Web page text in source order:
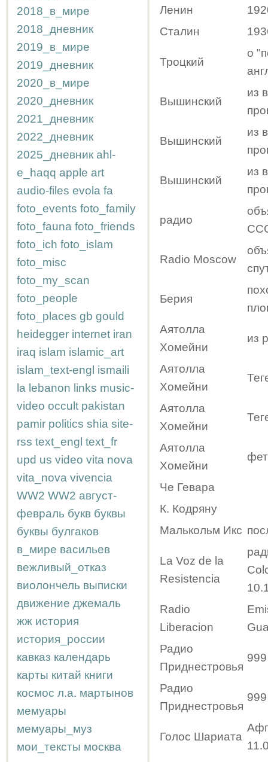
2018_в_мире
2018_дневник
2019_в_мире
2019_дневник
2020_в_мире
2020_дневник
2021_дневник
2022_дневник
2025_дневник ahl-
e_haqq apple art
audio-files evola fa
foto_events foto_family
foto_fauna foto_friends
foto_ich foto_islam
foto_misc
foto_my_scan
foto_people
foto_places gb gould
heidegger internet iran
iraq islam islamic_art
islam_text-engl ismaili
la lebanon links music-
video occult pakistan
pamir politics shia site-
rss text_engl text_fr
upd us video vita nova
vita_nova vivencia
WW2 WW2 август-
февраль букв буквы
буквы булгаков
в_мире васильев
вежливый_отказ
виолончель выписки
движение джемаль
жж история
история_россии
кавказ календарь
карты китай книги
космос л.а. мартынов
мемуары
мемуары_муз
мои_тексты москва
Ленин
Сталин
Троцкий
о
Вышинский
из
Вышинский
из
Вышинский
из
радио
Radio Moscow
Берия
Аятолла
Хомейни
из
Аятолла
Хомейни
Аятолла
Хомейни
Аятолла
Хомейни
Че Гевара
К. Кодряну
Малькольм Икс
La Voz de la
Resistencia
Radio
Liberacion
Радио
Приднестровья
Радио
Приднестровья
Голос Шариата